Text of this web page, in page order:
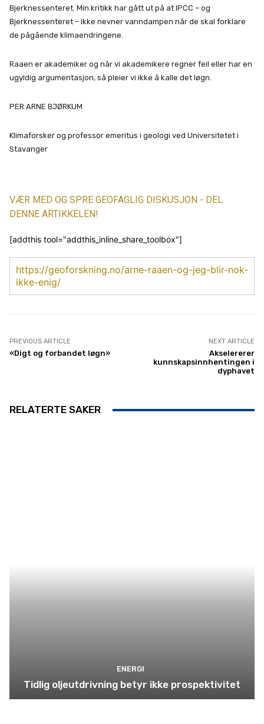
Bjerknessenteret. Min kritikk har gått ut på at IPCC – og
Bjerknessenteret – ikke nevner vanndampen når de skal forklare
de pågående klimaendringene.
Raaen er akademiker og når vi akademikere regner feil eller har en
ugyldig argumentasjon, så pleier vi ikke å kalle det løgn.
PER ARNE BJØRKUM
Klimaforsker og professor emeritus i geologi ved Universitetet i
Stavanger
VÆR MED OG SPRE GEOFAGLIG DISKUSJON - DEL
DENNE ARTIKKELEN!
[addthis tool="addthis_inline_share_toolbox"]
https://geoforskning.no/arne-raaen-og-jeg-blir-nok-
ikke-enig/
PREVIOUS ARTICLE
«Digt og forbandet løgn»
NEXT ARTICLE
Akselererer
kunnskapsinnhentingen i
dyphavet
RELATERTE SAKER
ENERGI
Tidlig oljeutdrivning betyr ikke prospektivitet